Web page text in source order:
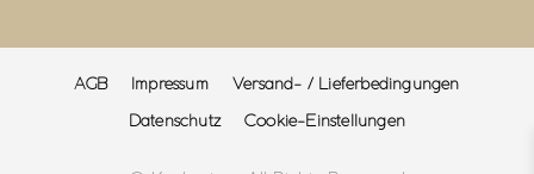
AGB Impressum
Versand- / Lieferbedingungen
Datenschutz
Cookie-Einstellungen